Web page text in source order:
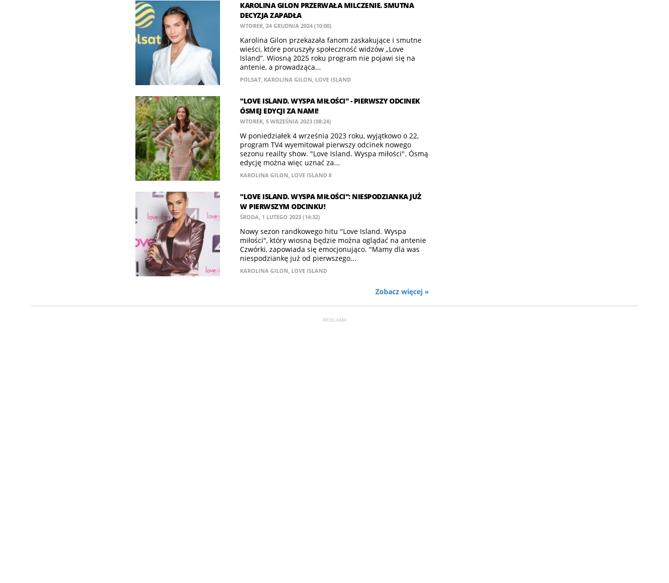
KAROLINA GILON PRZERWAŁA MILCZENIE. SMUTNA
DECYZJA ZAPADŁA
WTOREK, 24 GRUDNIA 2024 (10:00)
Karolina Gilon przekazała fanom zaskakujące i smutne
wieści, które poruszyły społeczność widzów „Love
Island”. Wiosną 2025 roku program nie pojawi się na
antenie, a prowadząca...
POLSAT, KAROLINA GILON, LOVE ISLAND
"LOVE ISLAND. WYSPA MIŁOŚCI" - PIERWSZY ODCINEK
ÓSMEJ EDYCJI ZA NAMI!
WTOREK, 5 WRZEŚNIA 2023 (08:24)
W poniedziałek 4 września 2023 roku, wyjątkowo o 22,
program TV4 wyemitował pierwszy odcinek nowego
sezonu reailty show. "Love Island. Wyspa miłości". Ósmą
edycję można więc uznać za...
KAROLINA GILON, LOVE ISLAND 8
"LOVE ISLAND. WYSPA MIŁOŚCI": NIESPODZIANKA JUŻ
W PIERWSZYM ODCINKU!
ŚRODA, 1 LUTEGO 2023 (14:32)
Nowy sezon randkowego hitu "Love Island. Wyspa
miłości", który wiosną będzie można oglądać na antenie
Czwórki, zapowiada się emocjonująco. "Mamy dla was
niespodziankę już od pierwszego...
KAROLINA GILON, LOVE ISLAND
Zobacz więcej »
REKLAMA